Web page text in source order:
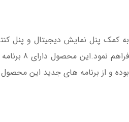
فراهم
بوده و از برنامه های جدید این